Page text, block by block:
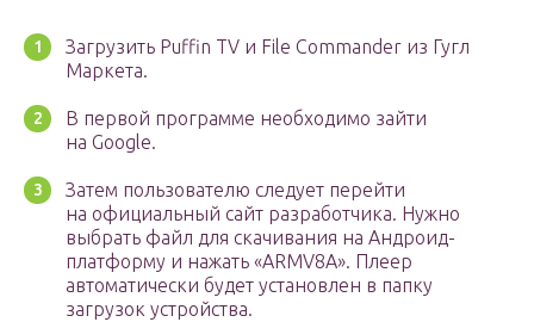
Загрузить Puffin TV и File Commander из Гугл
Маркета.
В первой программе необходимо зайти
на Google.
Затем пользователю следует перейти
на официальный сайт разработчика. Нужно
выбрать файл для скачивания на Андроид-
платформу и нажать «ARMV8A». Плеер
автоматически будет установлен в папку
загрузок устройства.